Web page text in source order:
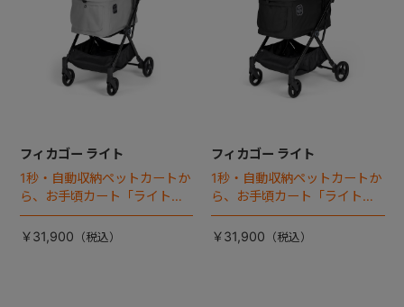
フィカゴー ライト
1秒・自動収納ペットカートか
ら、お手頃カート「ライト」
が登場！
￥31,900
フィカゴー ライト
1秒・自動収納ペットカートか
ら、お手頃カート「ライト」
が登場！
￥31,900